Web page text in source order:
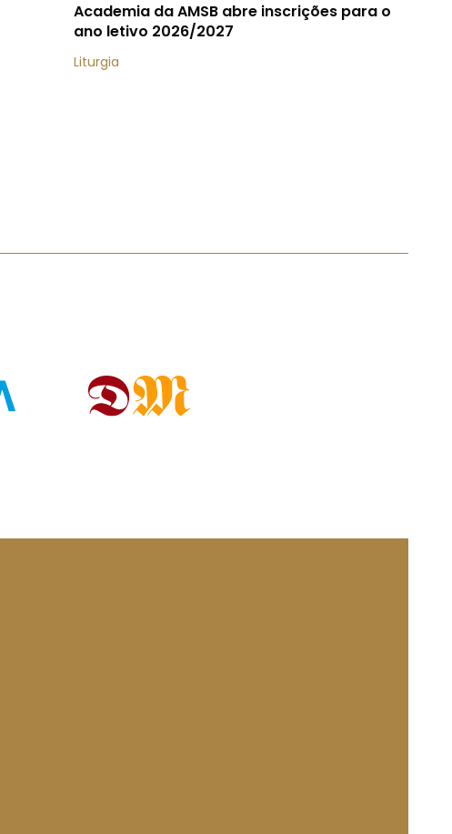
Academia da AMSB abre inscrições para o
ano letivo 2026/2027
Liturgia